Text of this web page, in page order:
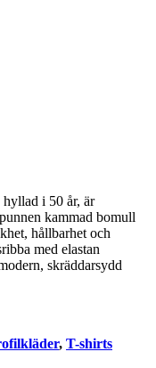
i 50 år, är
kammad bomull
hållbarhet och
med elastan
skräddarsydd
, T-shirts